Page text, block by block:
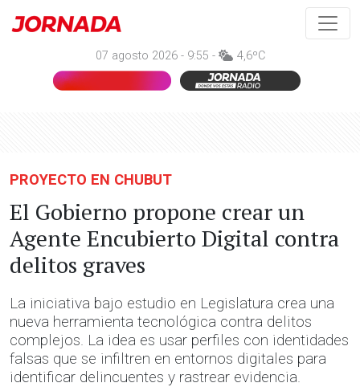
07 agosto 2026 - 9:55 - 4,6ºC
PROYECTO EN CHUBUT
El Gobierno propone crear un
Agente Encubierto Digital contra
delitos graves
La iniciativa bajo estudio en Legislatura crea una
nueva herramienta tecnológica contra delitos
complejos. La idea es usar perfiles con identidades
falsas que se infiltren en entornos digitales para
identificar delincuentes y rastrear evidencia.